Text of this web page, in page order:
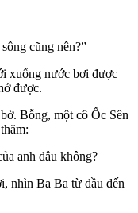
cũng nên?”
xuống nước bơi được
được.
Bỗng, một cô Ốc Sên
anh đâu không?
nhìn Ba Ba từ đầu đến